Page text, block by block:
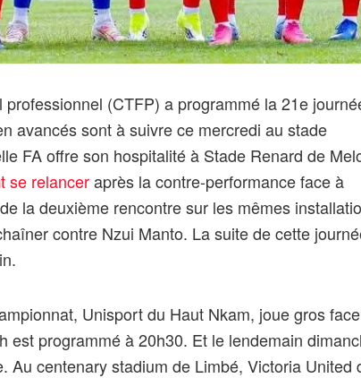
(CTFP) a programmé la 21e
avancés sont à suivre ce mercredi au stade
FA offre son hospitalité à Stade Renard de
se relanceraprès la contre-performance face à
la deuxième rencontre sur les mêmes
contre Nzui Manto. La suite de cette
Unisport du Haut Nkam, joue gros
est programmé à 20h30. Et le lendemain
Au centenary stadium de Limbé, Victoria United